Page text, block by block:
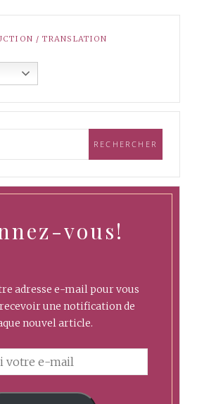
/ TRANSLATION
vous!
adresse e-mail pour vous
une notification de
nouvel article.